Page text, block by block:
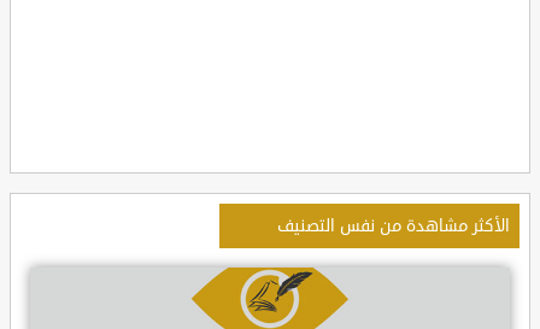
الأكثر مشاهدة من نفس التصنيف